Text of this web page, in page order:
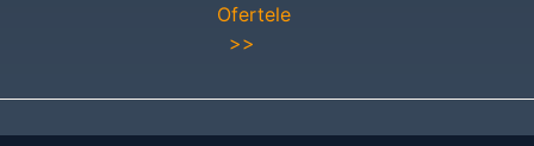
Ofertele
>>